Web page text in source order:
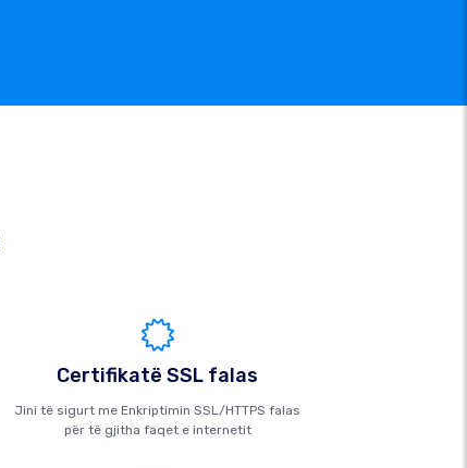
Certifikatë SSL falas
Jini të sigurt me Enkriptimin SSL/HTTPS falas
për të gjitha faqet e internetit